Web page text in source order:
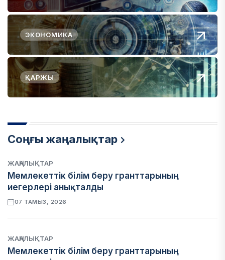
ЭКОНОМИКА
ҚАРЖЫ
Соңғы жаңалықтар
ЖАҢАЛЫҚТАР
Мемлекеттік білім беру гранттарының
иегерлері анықталды
07 ТАМЫЗ, 2026
ЖАҢАЛЫҚТАР
Мемлекеттік білім беру гранттарының